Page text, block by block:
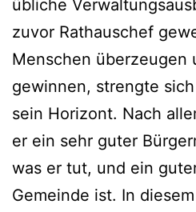
übliche
zuvor Rathauschef
Menschen überzeugen
gewinnen, strengte
sein Horizont. Nach
er ein sehr guter
was er tut, und ein
Gemeinde ist. In